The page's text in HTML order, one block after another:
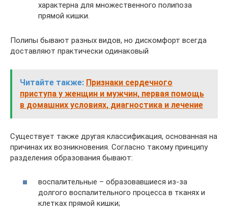
характерна для множественного полипоза
прямой кишки.
Полипы бывают разных видов, но дискомфорт всегда
доставляют практически одинаковый
Читайте также: Признаки сердечного
приступа у женщин и мужчин, первая помощь
в домашних условиях, диагностика и лечение
Существует также другая классификация, основанная на
причинах их возникновения. Согласно такому принципу
разделения образования бывают:
воспалительные – образовавшиеся из-за
долгого воспалительного процесса в тканях и
клетках прямой кишки;